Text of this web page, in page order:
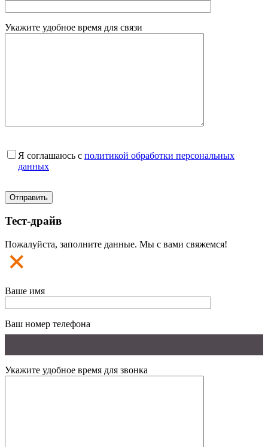
Укажите удобное время для связи
Я соглашаюсь с политикой обработки персональных
данных
Тест-драйв
Пожалуйста, заполните данные. Мы с вами свяжемся!
Ваше имя
Ваш номер телефона
Укажите удобное время для звонка